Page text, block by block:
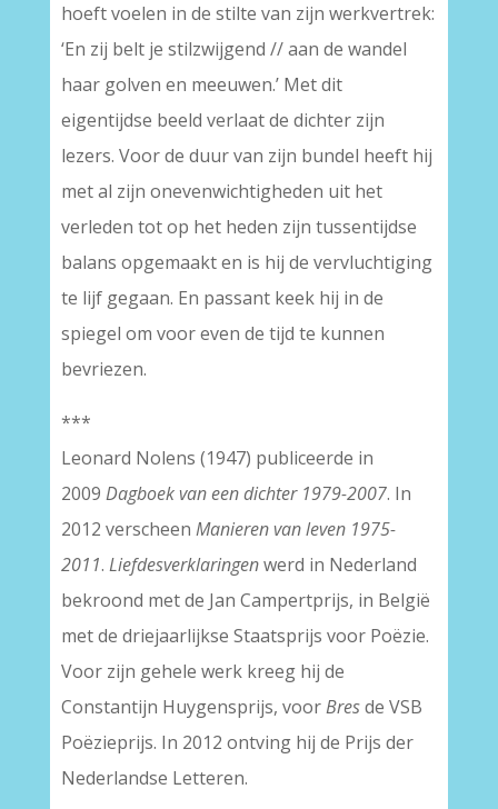
hoeft voelen in de stilte van zijn werkvertrek:
‘En zij belt je stilzwijgend // aan de wandel
haar golven en meeuwen.’ Met dit
eigentijdse beeld verlaat de dichter zijn
lezers. Voor de duur van zijn bundel heeft hij
met al zijn onevenwichtigheden uit het
verleden tot op het heden zijn tussentijdse
balans opgemaakt en is hij de vervluchtiging
te lijf gegaan. En passant keek hij in de
spiegel om voor even de tijd te kunnen
bevriezen.
***
Leonard Nolens (1947) publiceerde in
2009 Dagboek van een dichter 1979-2007. In
2012 verscheen Manieren van leven 1975-
2011. Liefdesverklaringenwerd in Nederland
bekroond met de Jan Campertprijs, in België
met de driejaarlijkse Staatsprijs voor Poëzie.
Voor zijn gehele werk kreeg hij de
Constantijn Huygensprijs, voorBresde VSB
Poëzieprijs. In 2012 ontving hij de Prijs der
Nederlandse Letteren.